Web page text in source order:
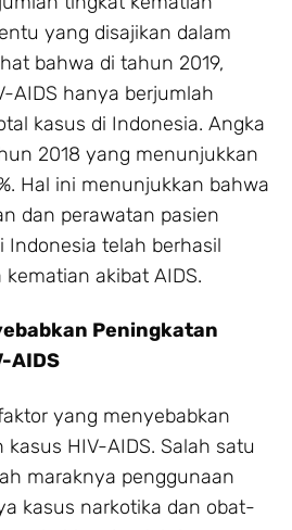
yang disajikan dalam
bahwa di tahun 2019,
AIDS hanya berjumlah
kasus di Indonesia. Angka
2018 yang menunjukkan
Hal ini menunjukkan bahwa
dan perawatan pasien
Indonesia telah berhasil
akibat AIDS.
Peningkatan
AIDS
yang menyebabkan
HIV-AIDS. Salah satu
maraknya penggunaan
kasus narkotika dan obat-